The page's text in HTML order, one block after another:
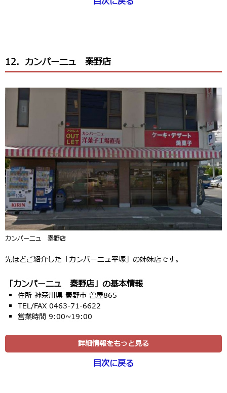
12．カンパーニュ 秦野店
カンパーニュ 秦野店
先ほどご紹介した「カンパーニュ平塚」の姉妹店です。
「カンパーニュ 秦野店」の基本情報
住所 神奈川県 秦野市 曽屋865
TEL/FAX 0463-71-6622
営業時間 9:00~19:00
詳細情報をもっと見る
目次に戻る